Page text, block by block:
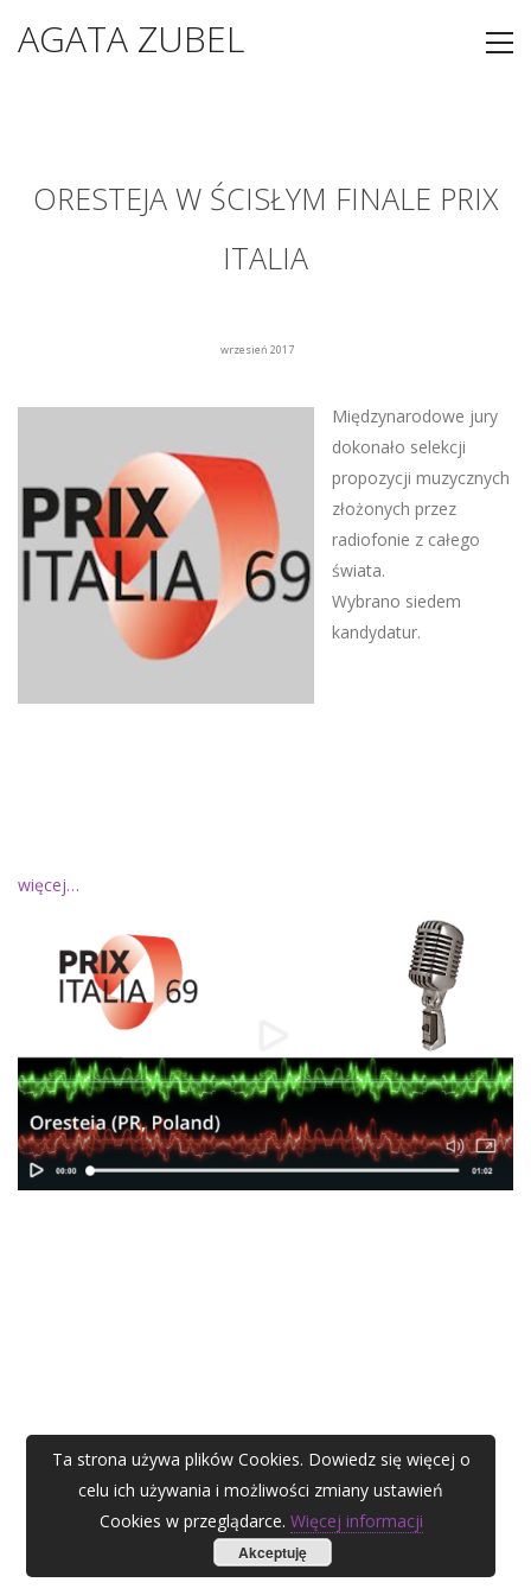
AGATA ZUBEL
ORESTEJA W ŚCISŁYM FINALE PRIX
ITALIA
wrzesień 2017
Międzynarodowe jury
dokonało selekcji
propozycji muzycznych
złożonych przez
radiofonie z całego
świata.
Wybrano siedem
kandydatur.
więcej…
Ta strona używa plików Cookies. Dowiedz się więcej o
celu ich używania i możliwości zmiany ustawień
Cookies w przeglądarce. Więcej informacji
Akceptuję